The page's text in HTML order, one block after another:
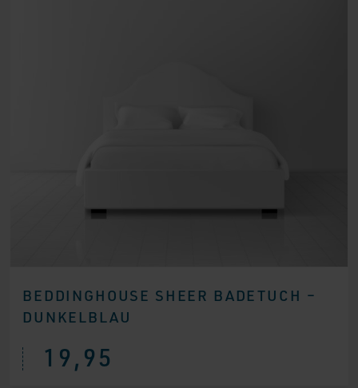
BEDDINGHOUSE SHEER BADETUCH –
DUNKELBLAU
19,95